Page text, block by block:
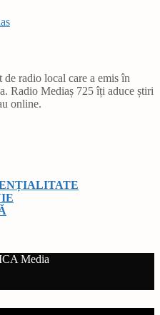
radio local care a emis în
Radio Mediaș 725 îți aduce știri
online.
Media